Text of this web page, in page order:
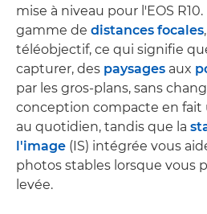
mise à niveau pour l'EOS
gamme de distances focales
téléobjectif, ce qui signifie
capturer, des paysages aux
par les gros-plans, sans
conception compacte en fait
au quotidien, tandis que la
l'image (IS) intégrée vous
photos stables lorsque vous
levée.